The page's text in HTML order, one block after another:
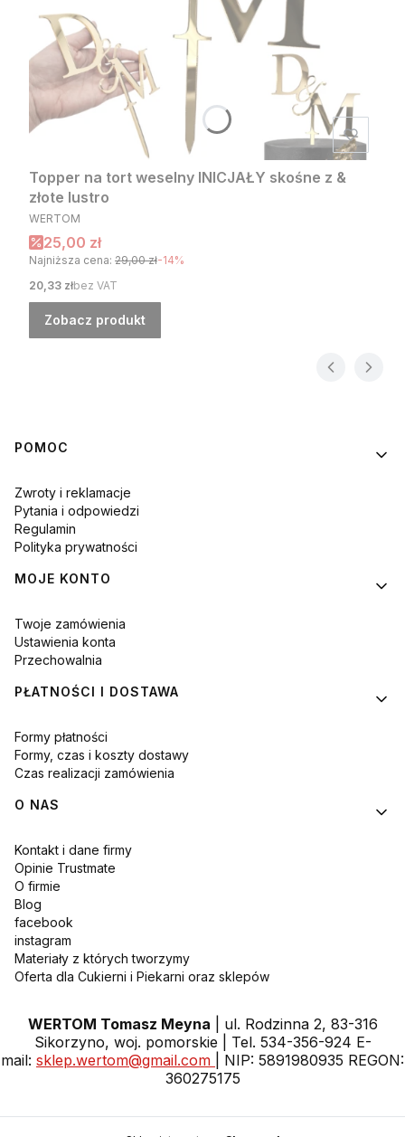
Topper na tort weselny INICJAŁY skośne z &
złote lustro
PRODUCENT
WERTOM
Cena promocyjna
25,00 zł
Najniższa cena: 29,00 zł-14%
Cena
20,33 złbez VAT
Zobacz produkt
Linki w stopce
POMOC
Zwroty i reklamacje
Pytania i odpowiedzi
Regulamin
Polityka prywatności
MOJE KONTO
Twoje zamówienia
Ustawienia konta
Przechowalnia
PŁATNOŚCI I DOSTAWA
Formy płatności
Formy, czas i koszty dostawy
Czas realizacji zamówienia
O NAS
Kontakt i dane firmy
Opinie Trustmate
O firmie
Blog
facebook
instagram
Materiały z których tworzymy
Oferta dla Cukierni i Piekarni oraz sklepów
WERTOM Tomasz Meyna | ul. Rodzinna 2, 83-316
Sikorzyno, woj. pomorskie | Tel. 534-356-924 E-
mail: sklep.wertom@gmail.com
| NIP: 5891980935 REGON:
360275175